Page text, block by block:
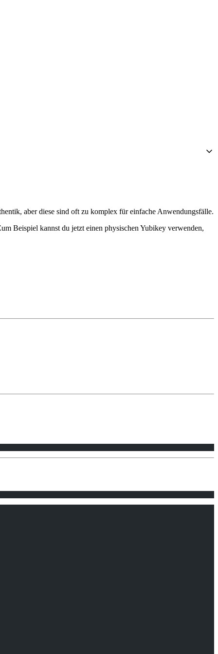
aber diese sind oft zu komplex für einfache Anwendungsfälle.
Beispiel kannst du jetzt einen physischen Yubikey verwenden,